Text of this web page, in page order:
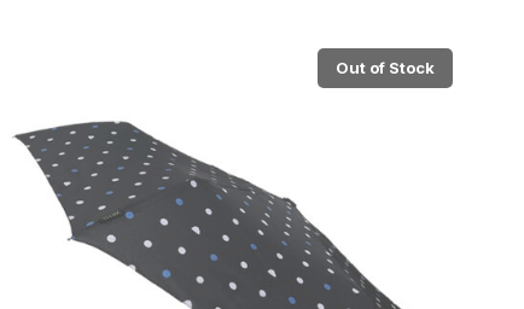
Out of Stock